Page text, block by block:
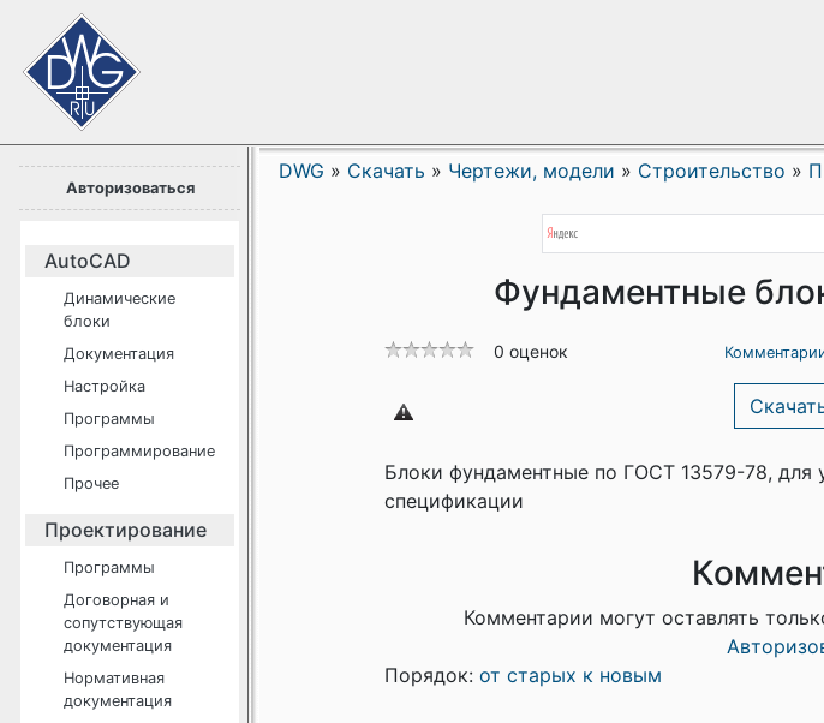
Авторизоваться
AutoCAD
Динамические
блоки
Документация
Настройка
Программы
Программирование
Прочее
Проектирование
Программы
Договорная и
сопутствующая
документация
Нормативная
документация
DWG » Скачать » Чертежи, модели » Строительство »
Фундаментные
0 оценок
Блоки фундаментные по ГОСТ 13579-78, для
спецификации
Комментарии могут оставлять
Порядок: от старых к новым